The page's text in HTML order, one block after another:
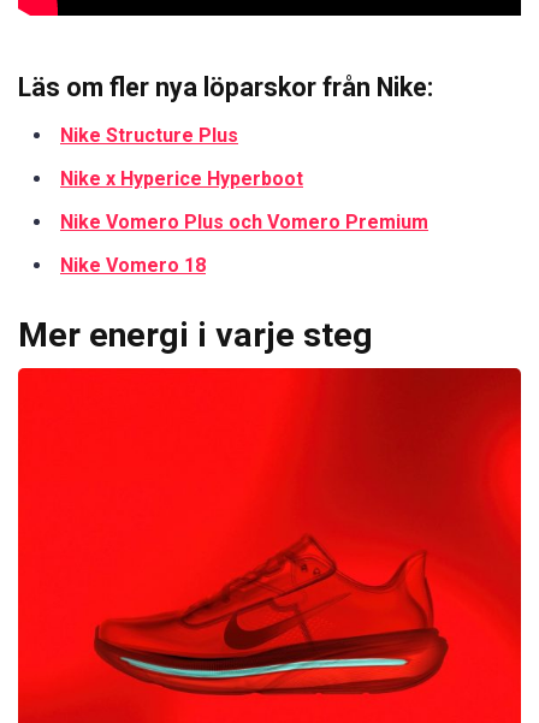
Läs om fler nya löparskor från Nike:
Nike Structure Plus
Nike x Hyperice Hyperboot
Nike Vomero Plus och Vomero Premium
Nike Vomero 18
Mer energi i varje steg